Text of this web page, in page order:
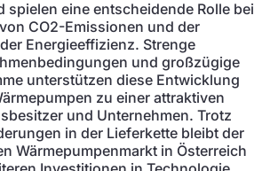
spielen eine entscheidende Rolle bei
CO2-Emissionen und der
Energieeffizienz. Strenge
und großzügige
unterstützen diese Entwicklung
zu einer attraktiven
und Unternehmen. Trotz
in der Lieferkette bleibt der
Wärmepumpenmarkt in Österreich